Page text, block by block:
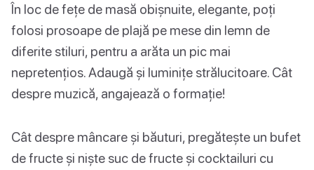
În loc de fețe de masă obișnuite, elegante, poți
folosi prosoape de plajă pe mese din lemn de
diferite stiluri, pentru a arăta un pic mai
nepretențios. Adaugă și luminițe strălucitoare. Cât
despre muzică, angajează o formație!
Cât despre mâncare și băuturi, pregătește un bufet
de fructe și niște suc de fructe și cocktailuri cu